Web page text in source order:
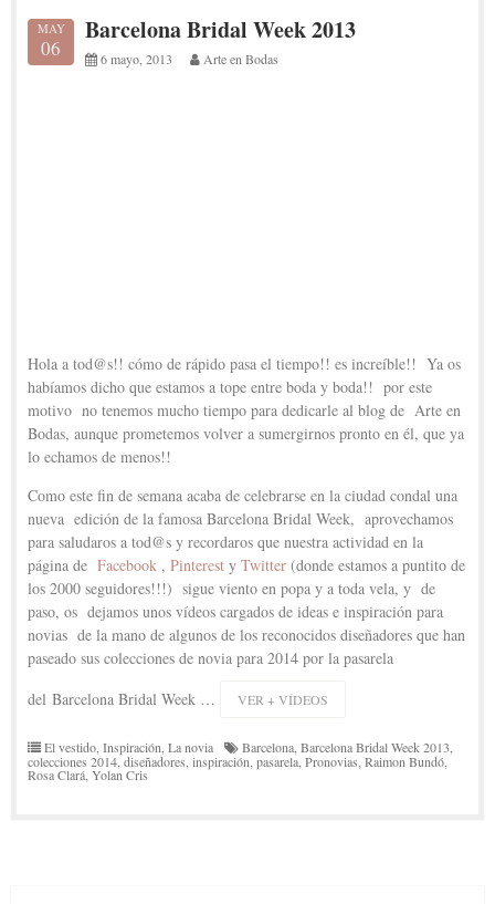
MAY
06
Barcelona Bridal Week 2013
6 mayo, 2013 Arte en Bodas
Hola a tod@s!! cómo de rápido pasa el tiempo!! es increíble!! Ya os
habíamos dicho que estamos a tope entre boda y boda!! por este
motivo no tenemos mucho tiempo para dedicarle al blog de Arte en
Bodas, aunque prometemos volver a sumergirnos pronto en él, que ya
lo echamos de menos!!
Como este fin de semana acaba de celebrarse en la ciudad condal una
nueva edición de la famosa Barcelona Bridal Week, aprovechamos
para saludaros a tod@s y recordaros que nuestra actividad en la
página de Facebook , Pinterest y Twitter (donde estamos a puntito de
los 2000 seguidores!!!) sigue viento en popa y a toda vela, y de
paso, os dejamos unos vídeos cargados de ideas e inspiración para
novias de la mano de algunos de los reconocidos diseñadores que han
paseado sus colecciones de novia para 2014 por la pasarela
del Barcelona Bridal Week …
VER + VÍDEOS
El vestido Inspiración La novia Barcelona Barcelona Bridal Week 2013
colecciones 2014,diseñadores inspiración pasarela Pronovias Raimon Bundó
Rosa Clará Yolan Cris